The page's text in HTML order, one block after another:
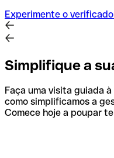
Experimente o
Simplifique a
Faça uma visita guiada
como simplificamos a
Comece hoje a poupar